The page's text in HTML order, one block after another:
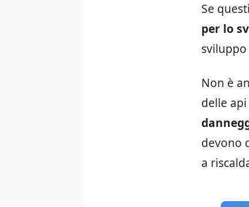
Se
per lo
sviluppo
Non è
delle
devono
a